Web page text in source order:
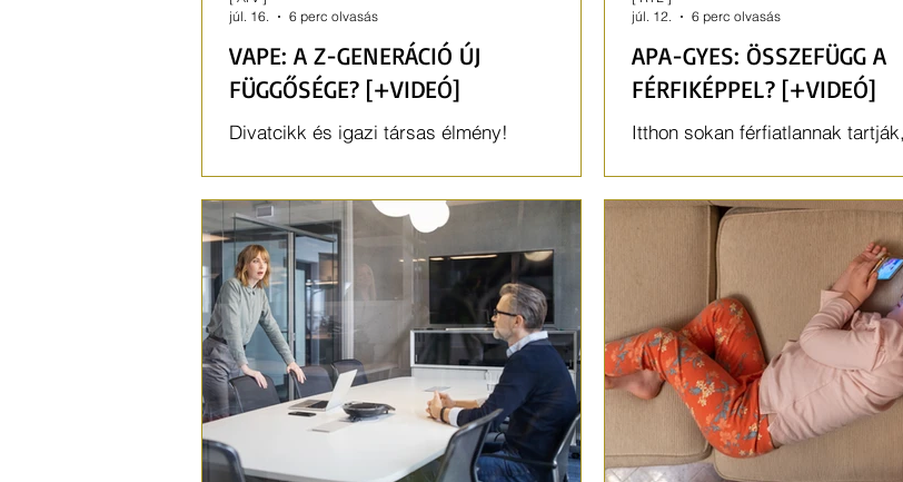
VAPE: A Z-GENERÁCIÓ ÚJ
FÜGGŐSÉGE? [+VIDEÓ]
Divatcikk és igazi társas élmény!
júl. 16.
6 perc olvasás
APA-GYES: ÖSSZEFÜGG A
FÉRFIKÉPPEL? [+VIDEÓ]
Itthon sokan férfiatlannak
júl. 12.
6 perc olvasás